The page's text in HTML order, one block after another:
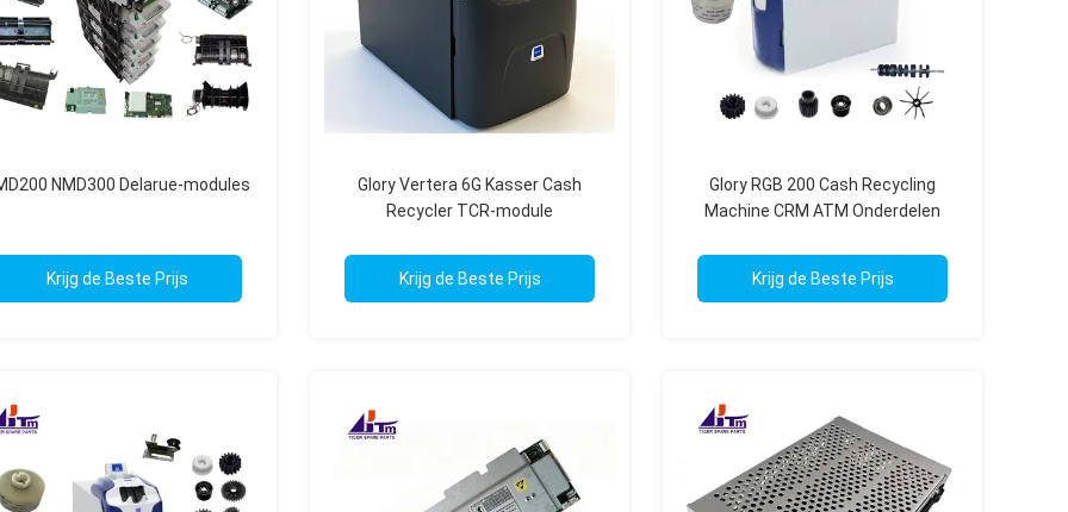
NMD300 Delarue-modules
Krijg de Beste Prijs
Glory Vertera 6G Kasser Cash
Recycler TCR-module
Krijg de Beste Prijs
Glory RGB 200 Cash Recycling
Machine CRM ATM Onderdelen
Krijg de Beste Prijs